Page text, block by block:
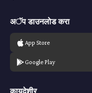
अॅप डाउनलोड करा
App Store
Google Play